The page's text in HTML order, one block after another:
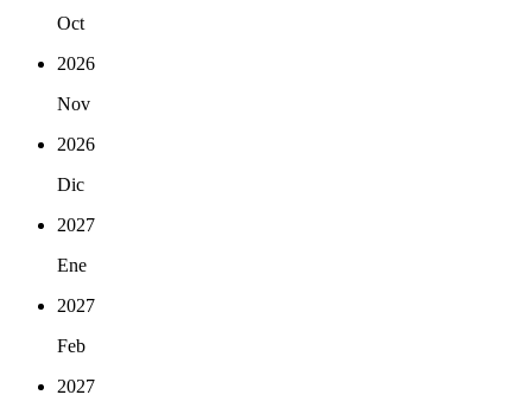
Oct
2026
Nov
2026
Dic
2027
Ene
2027
Feb
2027